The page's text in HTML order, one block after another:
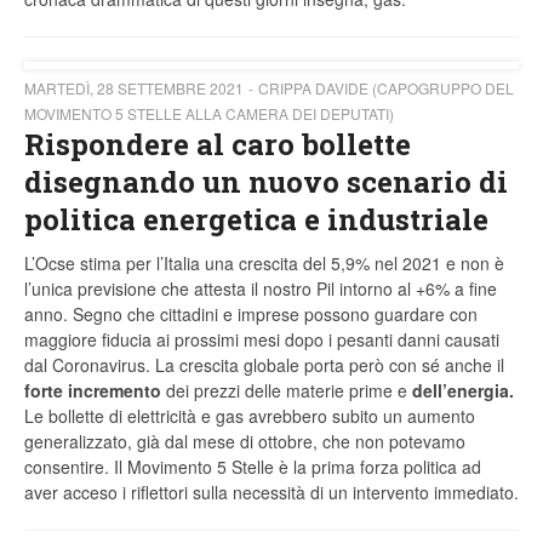
MARTEDÌ, 28 SETTEMBRE 2021
CRIPPA DAVIDE (CAPOGRUPPO DEL
MOVIMENTO 5 STELLE ALLA CAMERA DEI DEPUTATI)
Rispondere al caro bollette
disegnando un nuovo scenario di
politica energetica e industriale
L’Ocse stima per l’Italia una crescita del 5,9% nel 2021 e non è
l’unica previsione che attesta il nostro Pil intorno al +6% a fine
anno. Segno che cittadini e imprese possono guardare con
maggiore fiducia ai prossimi mesi dopo i pesanti danni causati
dal Coronavirus. La crescita globale porta però con sé anche il
forte incremento dei prezzi delle materie prime e dell’energia.
Le bollette di elettricità e gas avrebbero subito un aumento
generalizzato, già dal mese di ottobre, che non potevamo
consentire. Il Movimento 5 Stelle è la prima forza politica ad
aver acceso i riflettori sulla necessità di un intervento immediato.